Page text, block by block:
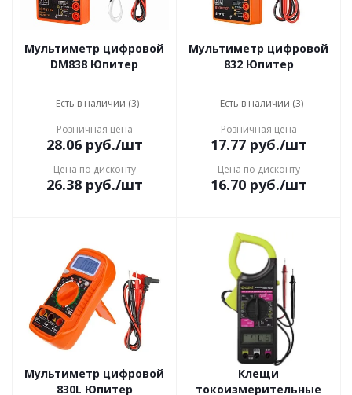
Мультиметр цифровой
DM838 Юпитер
Есть в наличии (3)
Розничная цена
28.06руб./шт
Цена по дисконту
26.38руб./шт
Мультиметр цифровой
832 Юпитер
Есть в наличии (3)
Розничная цена
17.77руб./шт
Цена по дисконту
16.70руб./шт
Мультиметр цифровой
830L Юпитер
Клещи
токоизмерительные